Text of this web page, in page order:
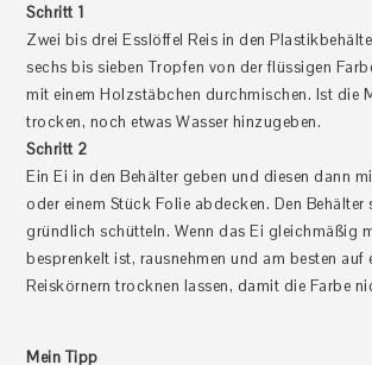
Schritt 1
Zwei bis drei Esslöffel Reis in den
sechs bis sieben Tropfen von der flüssigen
mit einem Holzstäbchen durchmischen. Ist die
trocken, noch etwas Wasser hinzugeben.
Schritt 2
Ein Ei in den Behälter geben und diesen dann
oder einem Stück Folie abdecken. Den Behälter
gründlich schütteln. Wenn das Ei gleichmäßig
besprenkelt ist, rausnehmen und am besten auf
Reiskörnern trocknen lassen, damit die Farbe
Mein Tipp